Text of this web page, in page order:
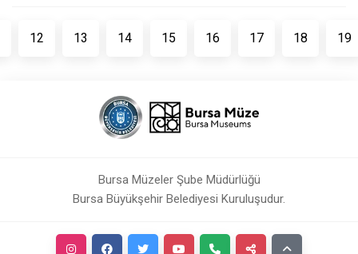
12 13 14 15 16 17 18 19
Bursa Müzeler Şube Müdürlüğü
Bursa Büyükşehir Belediyesi Kuruluşudur.